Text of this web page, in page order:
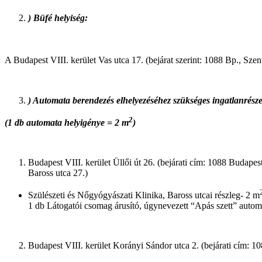
) Büfé helyiség:
A Budapest VIII. kerület Vas utca 17. (bejárat szerint: 1088 Bp.,
) Automata berendezés elhelyezéséhez szükséges
(1 db automata helyigénye = 2 m2)
Budapest VIII. kerület Üllői út 26. (bejárati cím: 1088
Baross utca 27.)
Szülészeti és Nőgyógyászati Klinika, Baross utcai részleg- 2 m
1 db Látogatói csomag árusító, úgynevezett “Apás szett”
Budapest VIII. kerület Korányi Sándor utca 2. (bejárati cím: